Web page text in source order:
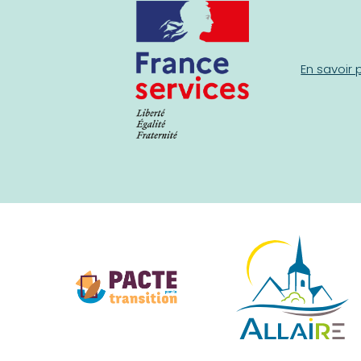
En savoir